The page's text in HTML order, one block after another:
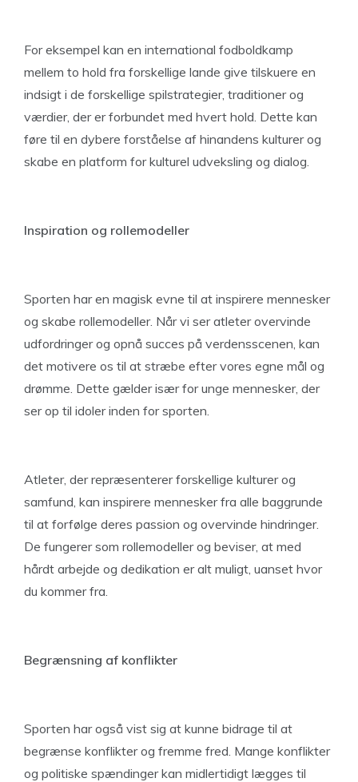
For eksempel kan en international fodboldkamp
mellem to hold fra forskellige lande give tilskuere en
indsigt i de forskellige spilstrategier, traditioner og
værdier, der er forbundet med hvert hold. Dette kan
føre til en dybere forståelse af hinandens kulturer og
skabe en platform for kulturel udveksling og dialog.
Inspiration og rollemodeller
Sporten har en magisk evne til at inspirere mennesker
og skabe rollemodeller. Når vi ser atleter overvinde
udfordringer og opnå succes på verdensscenen, kan
det motivere os til at stræbe efter vores egne mål og
drømme. Dette gælder især for unge mennesker, der
ser op til idoler inden for sporten.
Atleter, der repræsenterer forskellige kulturer og
samfund, kan inspirere mennesker fra alle baggrunde
til at forfølge deres passion og overvinde hindringer.
De fungerer som rollemodeller og beviser, at med
hårdt arbejde og dedikation er alt muligt, uanset hvor
du kommer fra.
Begrænsning af konflikter
Sporten har også vist sig at kunne bidrage til at
begrænse konflikter og fremme fred. Mange konflikter
og politiske spændinger kan midlertidigt lægges til